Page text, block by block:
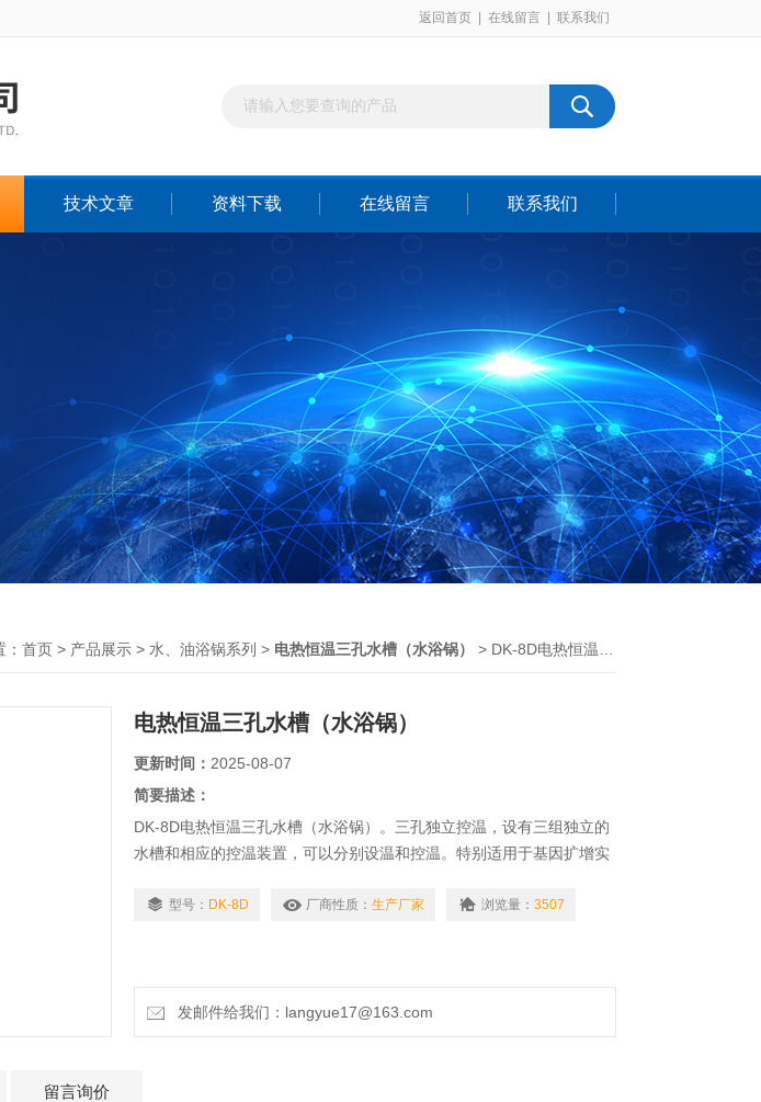
返回首页 在线留言 联系我们
技术文章 资料下载 在线留言 联系我们
首页 > 产品展示 > 水、油浴锅系列 > 电热恒温三孔水槽（水浴锅） > DK-8D电热恒温三孔水槽（水浴锅）
电热恒温三孔水槽（水浴锅）
更新时间： 2025-08-07
简要描述：
DK-8D电热恒温三孔水槽（水浴锅）。三孔独立控温，设有三组独立的
水槽和相应的控温装置，可以分别设温和控温。特别适用于基因扩增实
的精密恒温加热试验。
型号： DK-8D 厂商性质： 生产厂家 浏览量： 3507
发邮件给我们：langyue17@163.com
留言询价